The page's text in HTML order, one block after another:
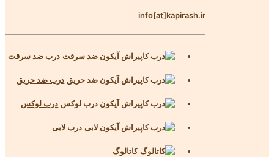
info[at]kapirash.ir
درب ضد سرقت
درب ضد حریق
درب لوکس
درب لابی
کاتالوگ